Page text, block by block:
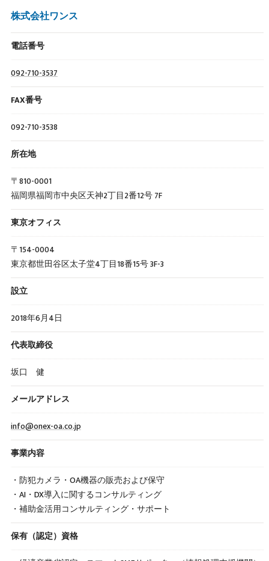
株式会社ワンス
電話番号
092-710-3537
FAX番号
092-710-3538
所在地
〒810-0001
福岡県福岡市中央区天神2丁目2番12号 7F
東京オフィス
〒154-0004
東京都世田谷区太子堂4丁目18番15号 3F-3
設立
2018年6月4日
代表取締役
坂口 健
メールアドレス
info@onex-oa.co.jp
事業内容
・防犯カメラ・OA機器の販売および保守
・AI・DX導入に関するコンサルティング
・補助金活用コンサルティング・サポート
保有（認定）資格